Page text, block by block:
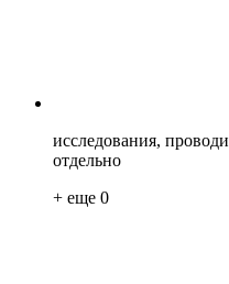
исследования,
отдельно
+ еще 0